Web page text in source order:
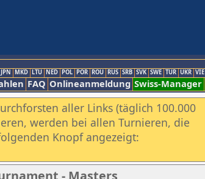
JPN MKD LTU NED POL POR ROU RUS SRB SVK SWE TUR UKR VIE
FAQ Onlineanmeldung Swiss-Manager
aller Links (täglich 100.000
werden bei allen Turnieren, die
Knopf angezeigt:
- Masters